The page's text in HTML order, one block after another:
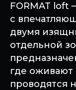
FORMAT loft
с
двумя
отдельной
где
проводятся